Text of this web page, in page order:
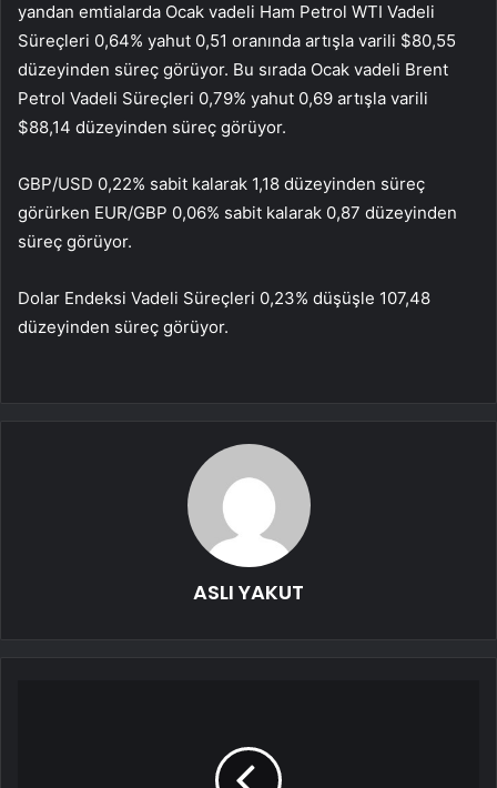
yandan emtialarda Ocak vadeli Ham Petrol WTI Vadeli
Süreçleri 0,64% yahut 0,51 oranında artışla varili $80,55
düzeyinden süreç görüyor. Bu sırada Ocak vadeli Brent
Petrol Vadeli Süreçleri 0,79% yahut 0,69 artışla varili
$88,14 düzeyinden süreç görüyor.
GBP/USD 0,22% sabit kalarak 1,18 düzeyinden süreç
görürken EUR/GBP 0,06% sabit kalarak 0,87 düzeyinden
süreç görüyor.
Dolar Endeksi Vadeli Süreçleri 0,23% düşüşle 107,48
düzeyinden süreç görüyor.
ASLI YAKUT